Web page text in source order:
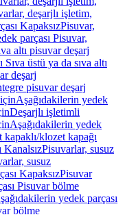
deşarjlı işletim,
KapaksızPisuvar,
parçası Pisuvar,
altı pisuvar deşarj
üstü ya da sıva altı
deşarj
pisuvar deşarj
Aşağıdakilerin yedek
Deşarjlı işletimli
Aşağıdakilerin yedek
klozet kapağı
KanalsızPisuvarlar, susuz
susuz
KapaksızPisuvar
Pisuvar bölme
yedek parçası
bölme